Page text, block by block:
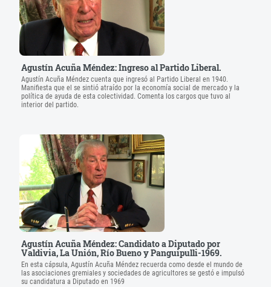
Agustín Acuña Méndez: Ingreso al Partido Liberal.
Agustín Acuña Méndez cuenta que ingresó al Partido Liberal en 1940.
Manifiesta que el se sintió atraído por la economía social de mercado y la
política de ayuda de esta colectividad. Comenta los cargos que tuvo al
interior del partido.
Agustín Acuña Méndez: Candidato a Diputado por
Valdivia, La Unión, Río Bueno y Panguipulli-1969.
En esta cápsula, Agustín Acuña Méndez recuerda como desde el mundo de
las asociaciones gremiales y sociedades de agricultores se gestó e impulsó
su candidatura a Diputado en 1969